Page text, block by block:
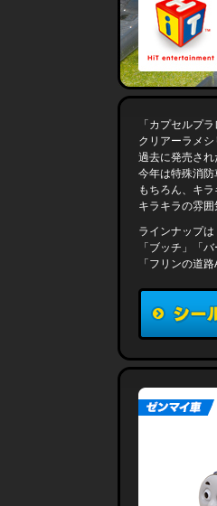
「カプセルプ
クリアーラメ
過去に発売さ
今年は特殊消
もちろん、キ
キラキラの雰
ラインナップ
「ブッチ」「
「フリンの道